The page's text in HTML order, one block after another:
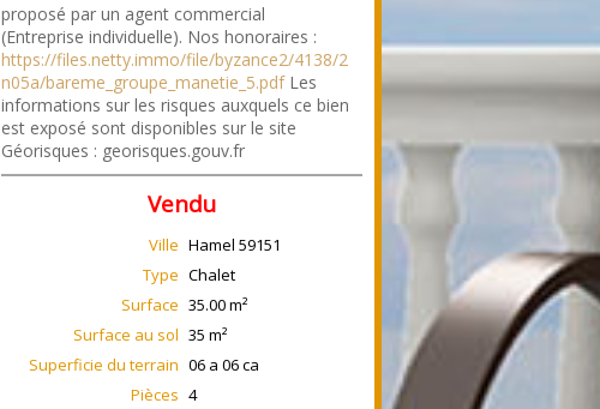
proposé par un agent commercial
(Entreprise individuelle). Nos honoraires :
https://files.netty.immo/file/byzance2/4138/2
n05a/bareme_groupe_manetie_5.pdfLes
informations sur les risques auxquels ce bien
est exposé sont disponibles sur le site
Géorisques : georisques.gouv.fr
Vendu
Ville Hamel 59151
Type Chalet
Surface 35.00m²
Surface au sol 35 m²
Superficie du terrain 06 a 06 ca
Pièces 4